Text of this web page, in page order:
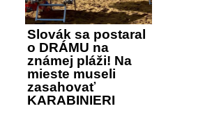
Slovák sa postaral
o DRÁMU na
známej pláži! Na
mieste museli
zasahovať
KARABINIERI